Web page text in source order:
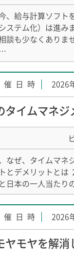
、給与計算ソフト
システム化）は進
談も少なくありま
2026
タイムマネ
なぜ、タイムマネ
とデメリットとは
日本の一人当たり
2026
ヤモヤを解